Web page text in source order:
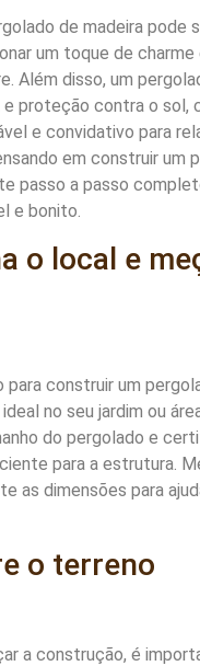
de madeira pode
um toque de
Além disso, um
proteção contra o sol,
e convidativo para
em construir um
passo a passo
e bonito.
o local e
para construir um
no seu jardim ou
do pergolado e
para a estrutura.
as dimensões para
o terreno
a construção, é